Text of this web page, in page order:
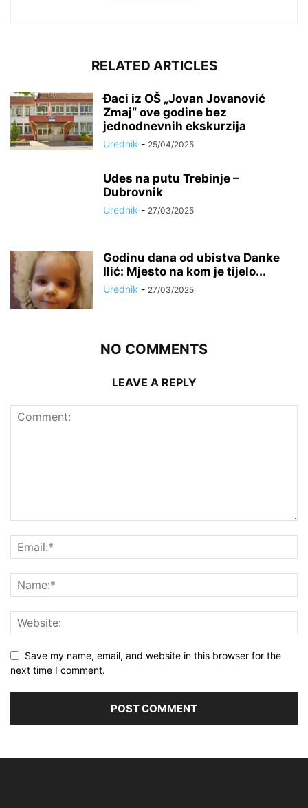
RELATED ARTICLES
Đaci iz OŠ „Jovan Jovanović
Zmaj“ ove godine bez
jednodnevnih ekskurzija
Urednik - 25/04/2025
Udes na putu Trebinje –
Dubrovnik
Urednik - 27/03/2025
Godinu dana od ubistva Danke
Ilić: Mjesto na kom je tijelo...
Urednik - 27/03/2025
NO COMMENTS
LEAVE A REPLY
Save my name, email, and website in this browser for the
next time I comment.